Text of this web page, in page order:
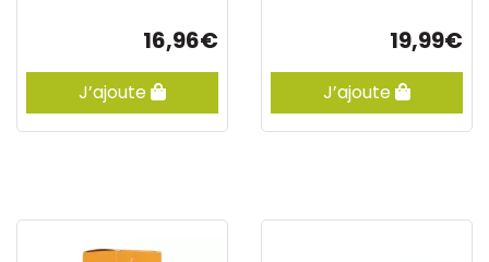
16,96€
J’ajoute
19,99€
J’ajoute